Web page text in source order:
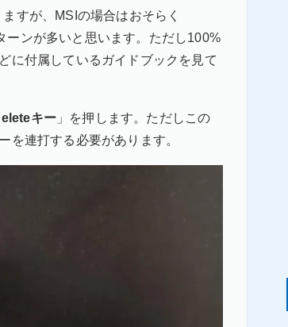
すが、MSIの場合はおそらく
ーンが多いと思います。ただし100%
に付属しているガイドブックを見て
キー 」を押します。ただしこの
を連打する必要があります。